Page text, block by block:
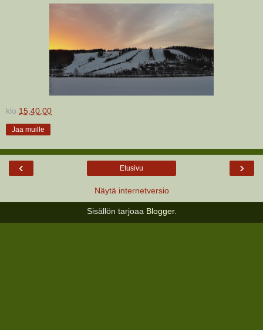
klo 15.40.00
Jaa muille
‹ ›
Etusivu
Näytä internetversio
Sisällön tarjoaa Blogger.